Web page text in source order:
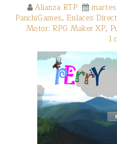
Alianza RTP
PanchiGames, Enlaces
Motor: RPG Maker XP,
1